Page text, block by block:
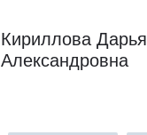
Кириллова Дарья
Александровна